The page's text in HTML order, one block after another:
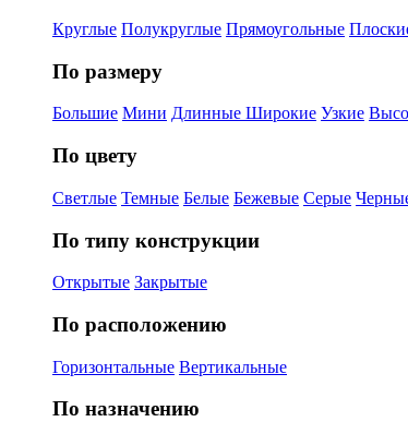
Круглые Полукруглые Прямоугольные
По размеру
Большие Мини Длинные Широкие Узкие
По цвету
Светлые Темные Белые Бежевые Серые
По типу конструкции
Открытые Закрытые
По расположению
Горизонтальные Вертикальные
По назначению